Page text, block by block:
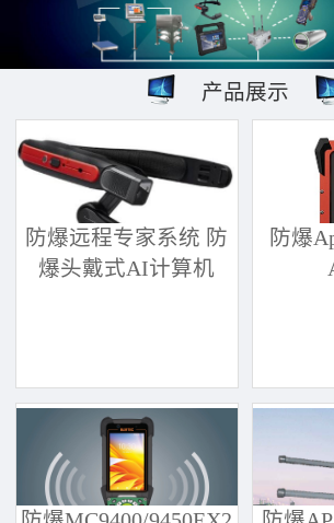
产品展示
防爆远程专家系统 防
爆头戴式AI计算机
防爆